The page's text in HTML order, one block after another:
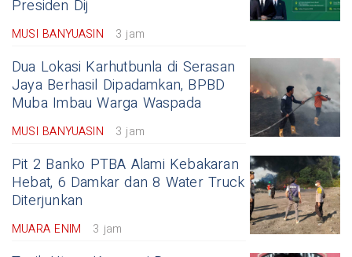
Presiden Dij
MUSI BANYUASIN 3 jam
Dua Lokasi Karhutbunla di Serasan
Jaya Berhasil Dipadamkan, BPBD
Muba Imbau Warga Waspada
MUSI BANYUASIN 3 jam
Pit 2 Banko PTBA Alami Kebakaran
Hebat, 6 Damkar dan 8 Water Truck
Diterjunkan
MUARA ENIM 3 jam